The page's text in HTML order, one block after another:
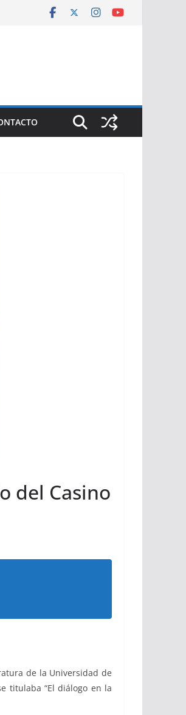
del Casino
de la Universidad de
titulaba “El diálogo en la